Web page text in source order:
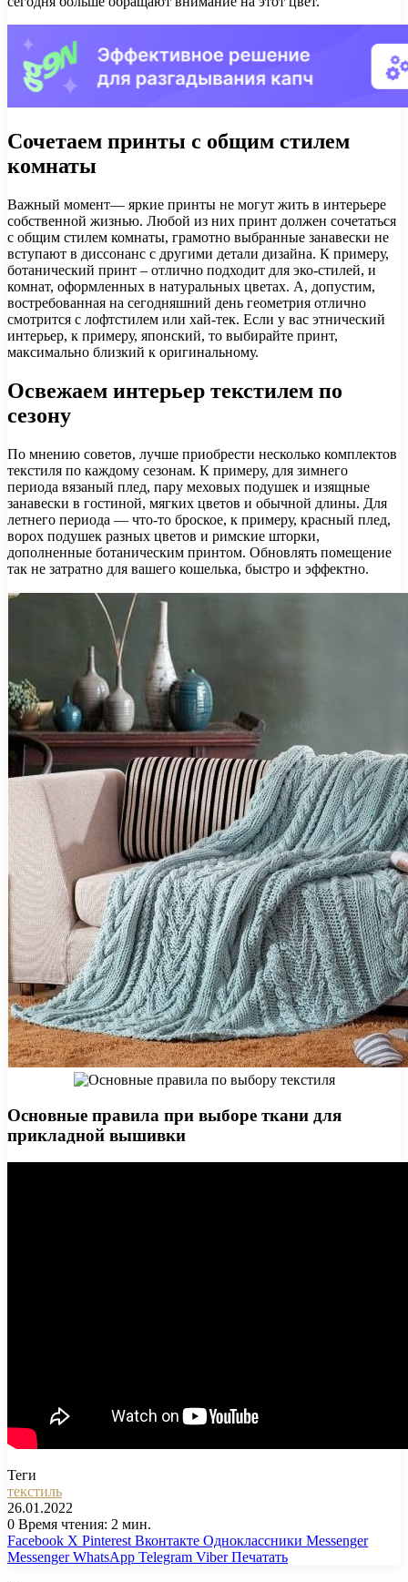
Сочетаем принты с общим стилем
комнаты
Важный момент— яркие принты не могут жить в интерьере
собственной жизнью. Любой из них принт должен сочетаться
с общим стилем комнаты, грамотно выбранные занавески не
вступают в диссонанс с другими детали дизайна. К примеру,
ботанический принт – отлично подходит для эко-стилей, и
комнат, оформленных в натуральных цветах. А, допустим,
востребованная на сегодняшний день геометрия отлично
смотрится с лофтстилем или хай-тек. Если у вас этнический
интерьер, к примеру, японский, то выбирайте принт,
максимально близкий к оригинальному.
Освежаем интерьер текстилем по
сезону
По мнению советов, лучше приобрести несколько комплектов
текстиля по каждому сезонам. К примеру, для зимнего
периода вязаный плед, пару меховых подушек и изящные
занавески в гостиной, мягких цветов и обычной длины. Для
летнего периода — что-то броское, к примеру, красный плед,
ворох подушек разных цветов и римские шторки,
дополненные ботаническим принтом. Обновлять помещение
так не затратно для вашего кошелька, быстро и эффектно.
Основные правила при выборе ткани для
прикладной вышивки
Теги
текстиль
26.01.2022
0 Время чтения: 2 мин.
Facebook X Pinterest Вконтакте Одноклассники Messenger
Messenger WhatsApp Telegram Viber Печатать